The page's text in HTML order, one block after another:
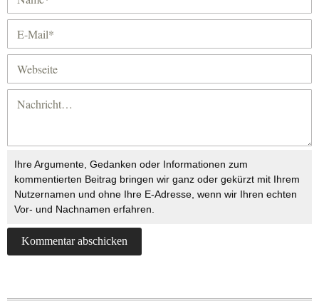
Ihre Argumente, Gedanken oder Informationen zum
kommentierten Beitrag bringen wir ganz oder gekürzt mit Ihrem
Nutzernamen und ohne Ihre E-Adresse, wenn wir Ihren echten
Vor- und Nachnamen erfahren.